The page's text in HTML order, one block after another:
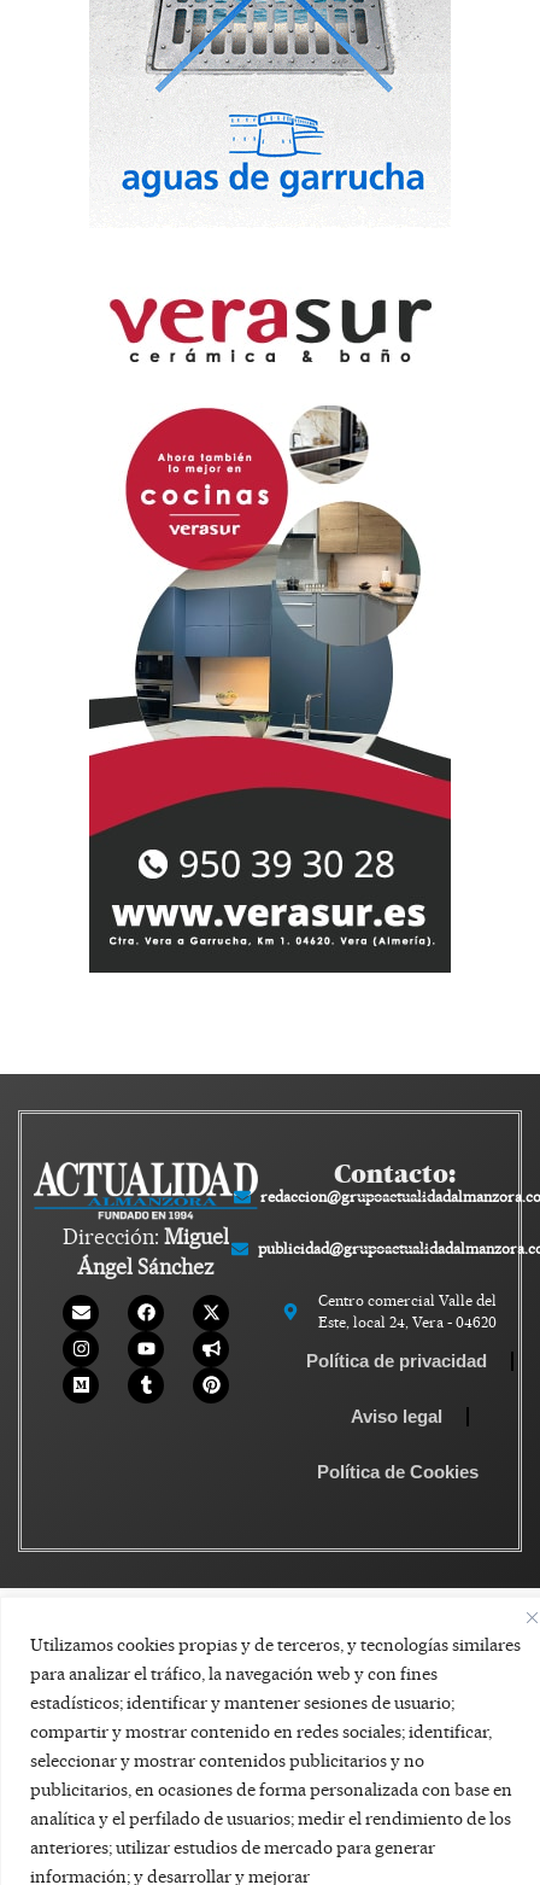
Utilizamos cookies propias y de terceros, y tecnologías similares
para analizar el tráfico, la navegación web y con fines
estadísticos; identificar y mantener sesiones de usuario;
compartir y mostrar contenido en redes sociales; identificar,
seleccionar y mostrar contenidos publicitarios y no
publicitarios, en ocasiones de forma personalizada con base en
analítica y el perfilado de usuarios; medir el rendimiento de los
anteriores; utilizar estudios de mercado para generar
información; y desarrollar y mejorar
Dirección: Miguel
Ángel Sánchez
Contacto:
Centro comercial Valle del
Este, local 24, Vera - 04620
Política de privacidad
Aviso legal
Política de Cookies